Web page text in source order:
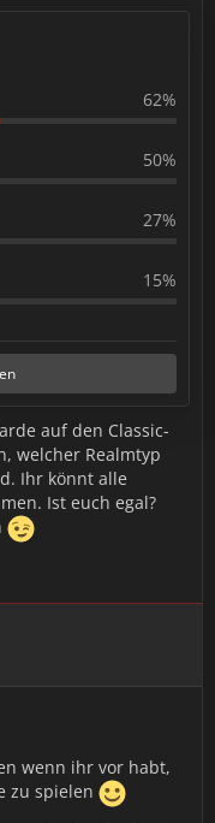
62%
50%
27%
15%
auf den Classic-
welcher Realmtyp
Ihr könnt alle
Ist euch egal?
wenn ihr vor habt,
zu spielen